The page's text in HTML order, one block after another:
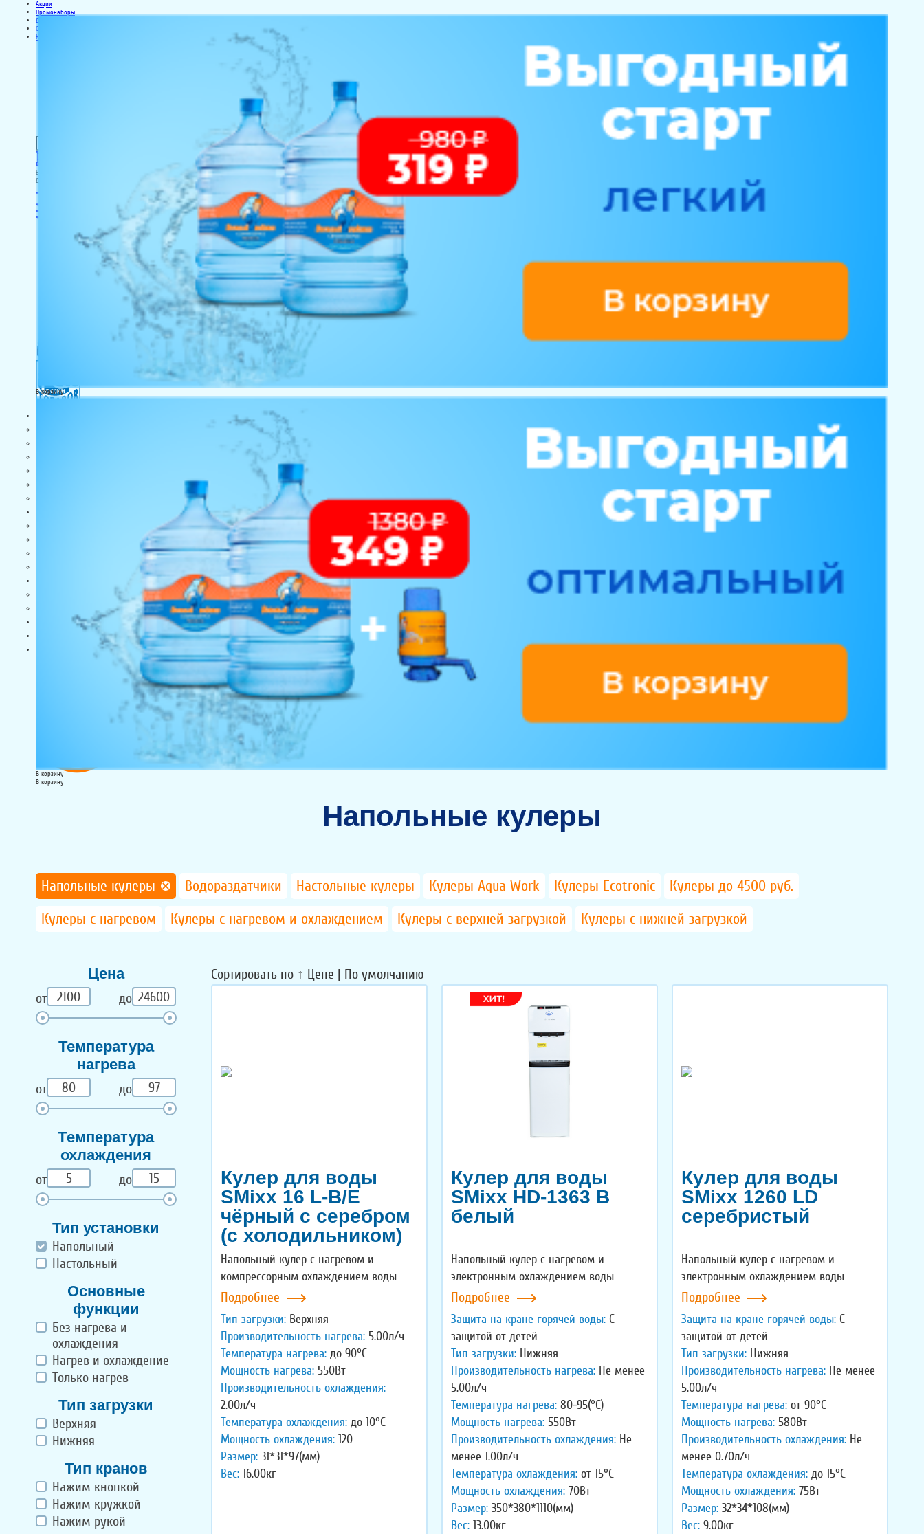
Акции
Промонаборы
Доставка и оплата
Сотрудничество
Контакты
Ваша корзина пуста :(
Добавьте товары в корзину, чтобы оформить заказ
Позвонить Вход/регистрация Корзина
Санитарная обработка и дезинфекция кулеров
Доставка и оплата
Заказать звонок
В корзину
В корзину
В корзину
Напольные кулеры
Водораздатчики Настольные кулеры Кулеры Aqua Work Кулеры Ecotronic
Кулеры до 4500 руб.
Кулеры с нагревом
Кулеры с нагревом и охлаждением Кулеры с верхней загрузкой Кулеры с нижней загрузкой
Напольные кулеры
Цена
от до
Температура
нагрева
от до
Тeмпература
охлаждения
от до
Тип установки
Напольный
Настольный
Основные
функции
Без нагрева и
охлаждения
Нагрев и охлаждение
Только нагрев
Тип загрузки
Верхняя
Нижняя
Тип кранов
Нажим кнопкой
Нажим кружкой
Нажим рукой
Сортировать по ↑ Цене | По умолчанию
Кулер для воды
SMixx 16 L-B/E
чёрный с серебром
(с холодильником)
Напольный кулер с нагревом и
компрессорным охлаждением воды
Подробнее
Тип загрузки:Верхняя
Производительность нагрева:5.00л/ч
Температура нагрева:до 90°C
Мощность нагрева:550Вт
Производительность охлаждения:
2.00л/ч
Температура охлаждения:до 10°C
Мощность охлаждения:120
Размер:31*31*97(мм)
Вес:16.00кг
Кулер для воды
SMixx HD-1363 B
белый
Напольный кулер с нагревом и
электронным охлаждением воды
Подробнее
Защита на кране горячей воды:С
защитой от детей
Тип загрузки:Нижняя
Производительность нагрева:Не менее
5.00л/ч
Температура нагрева:80-95(°C)
Мощность нагрева:550Вт
Производительность охлаждения:Не
менее 1.00л/ч
Температура охлаждения:от 15°C
Мощность охлаждения:70Вт
Размер:350*380*1110(мм)
Вес:13.00кг
Кулер для воды
SMixx 1260 LD
серебристый
Напольный кулер с нагревом и
электронным охлаждением воды
Подробнее
Защита на кране горячей воды:С
защитой от детей
Тип загрузки:Нижняя
Производительность нагрева:Не менее
5.00л/ч
Температура нагрева:от 90°C
Мощность нагрева:580Вт
Производительность охлаждения:Не
менее 0.70л/ч
Температура охлаждения:до 15°C
Мощность охлаждения:75Вт
Размер:32*34*108(мм)
Вес:9.00кг